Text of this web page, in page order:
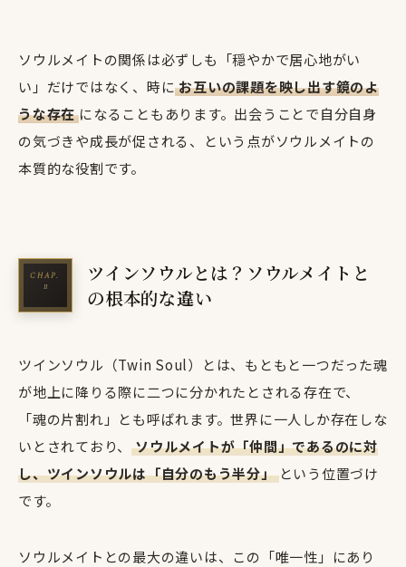
ソウルメイトの関係は必ずしも「穏やかで居心地がい
い」だけではなく、時にお互いの課題を映し出す鏡のよ
うな存在 になることもあります。出会うことで自分自身
の気づきや成長が促される、という点がソウルメイトの
本質的な役割です。
ツインソウルとは？ソウルメイトと
の根本的な違い
ツインソウル（Twin Soul）とは、もともと一つだった魂
が地上に降りる際に二つに分かれたとされる存在で、
「魂の片割れ」とも呼ばれます。世界に一人しか存在しな
いとされており、ソウルメイトが「仲間」であるのに対
し、ツインソウルは「自分のもう半分」という位置づけ
です。
ソウルメイトとの最大の違いは、この「唯一性」にあり